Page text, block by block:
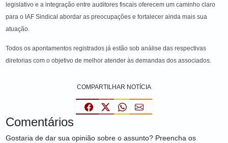
legislativo e a integração entre auditores fiscais oferecem um caminho claro
para o IAF Sindical abordar as preocupações e fortalecer ainda mais sua
atuação.
Todos os apontamentos registrados já estão sob análise das respectivas
diretorias com o objetivo de melhor atender às demandas dos associados.
COMPARTILHAR NOTÍCIA
Comentários
Gostaria de dar sua opinião sobre o assunto? Preencha os